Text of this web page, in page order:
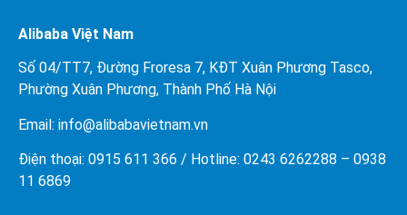
Alibaba Việt Nam
Số 04/TT7, Đường Froresa 7, KĐT Xuân Phương Tasco,
Phường Xuân Phương, Thành Phố Hà Nội
Email: info@alibabavietnam.vn
Điện thoại: 0915 611 366 / Hotline: 0243 6262288 – 0938
11 6869